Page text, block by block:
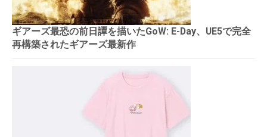
ギアーズ最恐の前日譚を描いたGoW: E-Day、UE5で完全
再構築されたギアーズ最新作